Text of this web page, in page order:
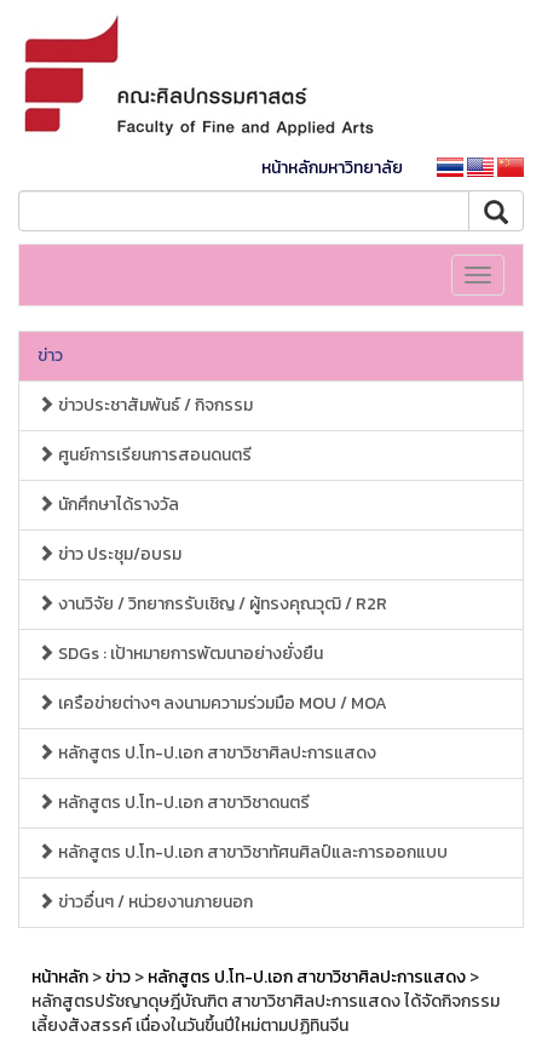
หน้าหลักมหาวิทยาลัย
Toggle
ข่าว
ข่าวประชาสัมพันธ์ / กิจกรรม
ศูนย์การเรียนการสอนดนตรี
นักศึกษาได้รางวัล
ข่าว ประชุม/อบรม
งานวิจัย / วิทยากรรับเชิญ / ผู้ทรงคุณวุฒิ / R2R
SDGs : เป้าหมายการพัฒนาอย่างยั่งยืน
เครือข่ายต่างๆ ลงนามความร่วมมือ MOU / MOA
หลักสูตร ป.โท-ป.เอก สาขาวิชาศิลปะการแสดง
หลักสูตร ป.โท-ป.เอก สาขาวิชาดนตรี
หลักสูตร ป.โท-ป.เอก สาขาวิชาทัศนศิลป์และการออกแบบ
ข่าวอื่นๆ / หน่วยงานภายนอก
หน้าหลัก>ข่าว>หลักสูตร ป.โท-ป.เอก สาขาวิชาศิลปะการแสดง>
หลักสูตรปรัชญาดุษฎีบัณฑิต สาขาวิชาศิลปะการแสดง ได้จัดกิจกรรม
เลี้ยงสังสรรค์ เนื่องในวันขึ้นปีใหม่ตามปฏิทินจีน